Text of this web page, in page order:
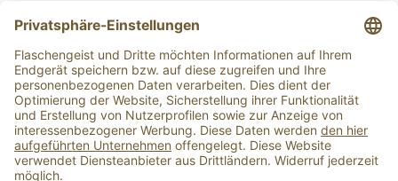
Newsletter abonnieren
Flaschengeist Bonn Flaschengeist Münster
Alle Preise inkl. gesetzl. Mehrwertsteuer zzgl.